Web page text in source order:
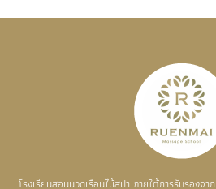
โรงเรียนสอนนวดเรือนไม้สปา ภายใต้การรับรองจ